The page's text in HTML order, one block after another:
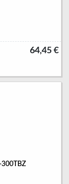
64,45 €
300TBZ